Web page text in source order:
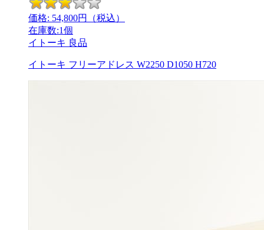
価格: 54,800円（税込）
在庫数:1個
イトーキ 良品
イトーキ フリーアドレス W2250 D1050 H720